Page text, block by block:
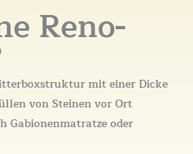
Reno-
mit einer Dicke
von Steinen vor Ort
Gabionenmatratze oder